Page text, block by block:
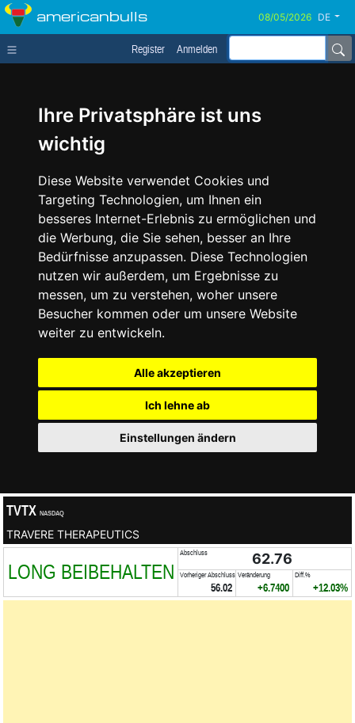
Ihre Privatsphäre ist uns
wichtig
Diese Website verwendet Cookies und
Targeting Technologien, um Ihnen ein
besseres Internet-Erlebnis zu ermöglichen und
die Werbung, die Sie sehen, besser an Ihre
Bedürfnisse anzupassen. Diese Technologien
nutzen wir außerdem, um Ergebnisse zu
messen, um zu verstehen, woher unsere
Besucher kommen oder um unsere Website
weiter zu entwickeln.
Alle akzeptieren
Ich lehne ab
Einstellungen ändern
americanbulls DE
Register Anmelden
TVTX NASDAQ
TRAVERE THERAPEUTICS
LONG BEIBEHALTEN
Abschluss 62.76
Vorheriger Abschluss
56.02
Veränderung
+6.7400
Diff.%
+12.03%